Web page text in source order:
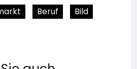
Beruf
Bild